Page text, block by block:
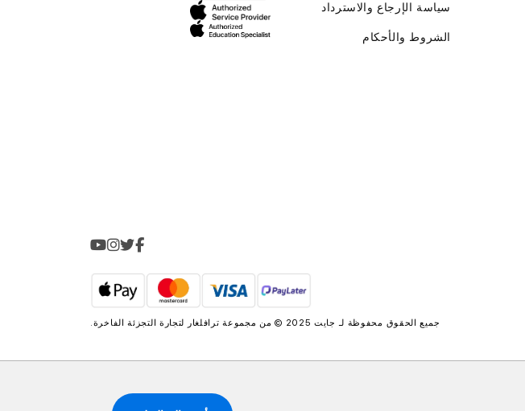
سياسة الإرجاع والاسترداد
الشروط والأحكام
جميع الحقوق محفوظة لـ جايت 2025 © من مجموعة ترافلغار لتجارة التجزئة الفاخرة.